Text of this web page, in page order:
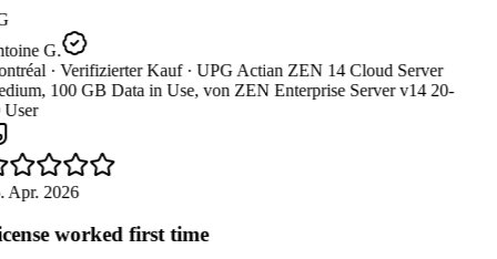
G.
· Verifizierter Kauf · UPG Actian ZEN 14 Cloud Server
100 GB Data in Use, von ZEN Enterprise Server v14 20-
Apr. 2026
worked first time